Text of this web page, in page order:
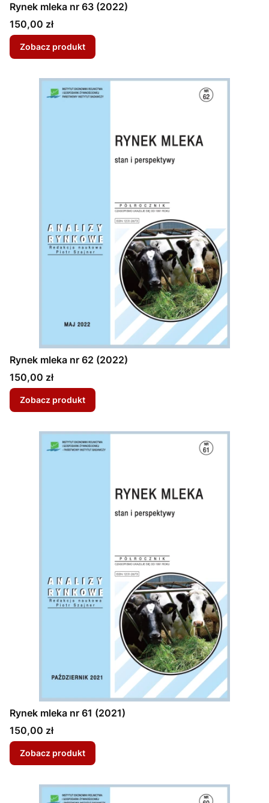
Rynek mleka nr 63 (2022)
Cena
150,00 zł
Zobacz produkt
Rynek mleka nr 62 (2022)
Cena
150,00 zł
Zobacz produkt
Rynek mleka nr 61 (2021)
Cena
150,00 zł
Zobacz produkt